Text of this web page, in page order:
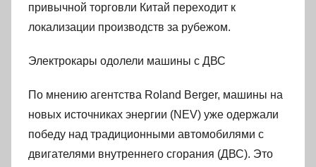
привычной торговли Китай переходит к
локализации производств за рубежом.
Электрокары одолели машины с ДВС
По мнению агентства Roland Berger, машины на
новых источниках энергии (NEV) уже одержали
победу над традиционными автомобилями с
двигателями внутреннего сгорания (ДВС). Это